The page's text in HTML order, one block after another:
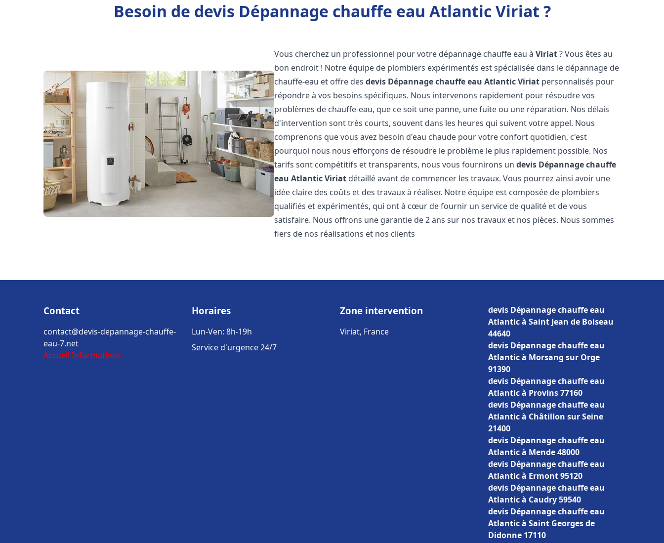
Besoin de devis Dépannage chauffe eau Atlantic Viriat ?
Vous cherchez un professionnel pour votre dépannage chauffe eau àViriat? Vous êtes au
bon endroit ! Notre équipe de plombiers expérimentés est spécialisée dans le dépannage de
chauffe-eau et offre desdevis Dépannage chauffe eau AtlanticViriat personnalisés pour
répondre à vos besoins spécifiques. Nous intervenons rapidement pour résoudre vos
problèmes de chauffe-eau, que ce soit une panne, une fuite ou une réparation. Nos délais
d'intervention sont très courts, souvent dans les heures qui suivent votre appel. Nous
comprenons que vous avez besoin d'eau chaude pour votre confort quotidien, c'est
pourquoi nous nous efforçons de résoudre le problème le plus rapidement possible. Nos
tarifs sont compétitifs et transparents, nous vous fournirons undevis Dépannage chauffe
eau AtlanticViriat détaillé avant de commencer les travaux. Vous pourrez ainsi avoir une
idée claire des coûts et des travaux à réaliser. Notre équipe est composée de plombiers
qualifiés et expérimentés, qui ont à cœur de fournir un service de qualité et de vous
satisfaire. Nous offrons une garantie de 2 ans sur nos travaux et nos pièces. Nous sommes
fiers de nos réalisations et nos clients
Contact
contact@devis-depannage-chauffe-
eau-7.net
Accueil Informations
Horaires
Lun-Ven: 8h-19h
Service d'urgence 24/7
Zone intervention
Viriat, France
devis Dépannage chauffe eau
Atlantic à Saint Jean de Boiseau
44640
devis Dépannage chauffe eau
Atlantic à Morsang sur Orge
91390
devis Dépannage chauffe eau
Atlantic à Provins 77160
devis Dépannage chauffe eau
Atlantic à Châtillon sur Seine
21400
devis Dépannage chauffe eau
Atlantic à Mende 48000
devis Dépannage chauffe eau
Atlantic à Ermont 95120
devis Dépannage chauffe eau
Atlantic à Caudry 59540
devis Dépannage chauffe eau
Atlantic à Saint Georges de
Didonne 17110